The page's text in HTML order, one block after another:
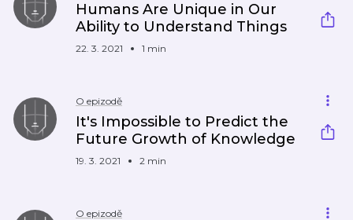
Humans Are Unique in Our
Ability to Understand Things
22. 3. 2021 1 min
O epizodě
It's Impossible to Predict the
Future Growth of Knowledge
19. 3. 2021 2 min
O epizodě